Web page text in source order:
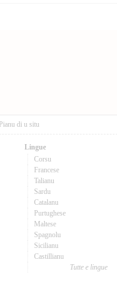
Pianu di u situ
Lingue
Corsu
Francese
Talianu
Sardu
Catalanu
Purtughese
Maltese
Spagnolu
Sicilianu
Castillianu
Tutte e lingue